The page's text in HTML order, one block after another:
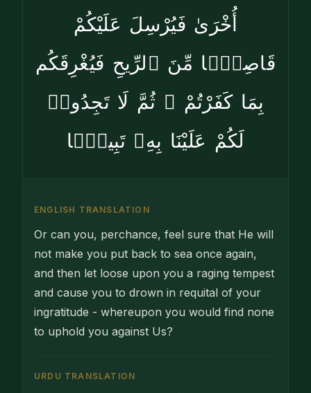
أُخْرَىٰ فَيُرْسِلَ عَلَيْكُمْ
قَاصِفًۭا مِّنَ ٱلرِّيحِ فَيُغْرِقَكُم
بِمَا كَفَرْتُمْ ۙ ثُمَّ لَا تَجِدُوا۟
لَكُمْ عَلَيْنَا بِهِۦ تَبِيعًۭا
ENGLISH TRANSLATION
Or can you, perchance, feel sure that He will
not make you put back to sea once again,
and then let loose upon you a raging tempest
and cause you to drown in requital of your
ingratitude - whereupon you would find none
to uphold you against Us?
URDU TRANSLATION